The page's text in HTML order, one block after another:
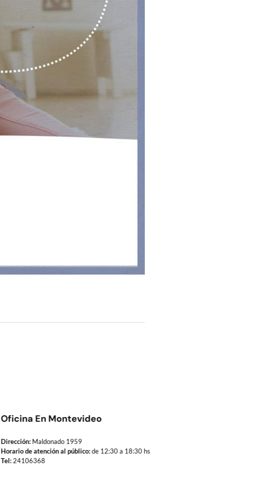
Oficina En Montevideo
Dirección:Maldonado 1959
Horario de atención al público:de 12:30 a 18:30 hs
Tel:24106368